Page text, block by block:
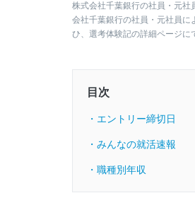
株式会社千葉銀行の社員・元
会社千葉銀行の社員・元社員に
ひ、選考体験記の詳細ページに
目次
・エントリー締切日
・みんなの就活速報
・職種別年収